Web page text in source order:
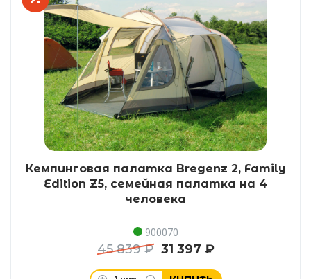
Кемпинговая палатка Bregenz 2, Family
Edition Z5, семейная палатка на 4
человека
900070
45 839 ₽ 31 397 ₽